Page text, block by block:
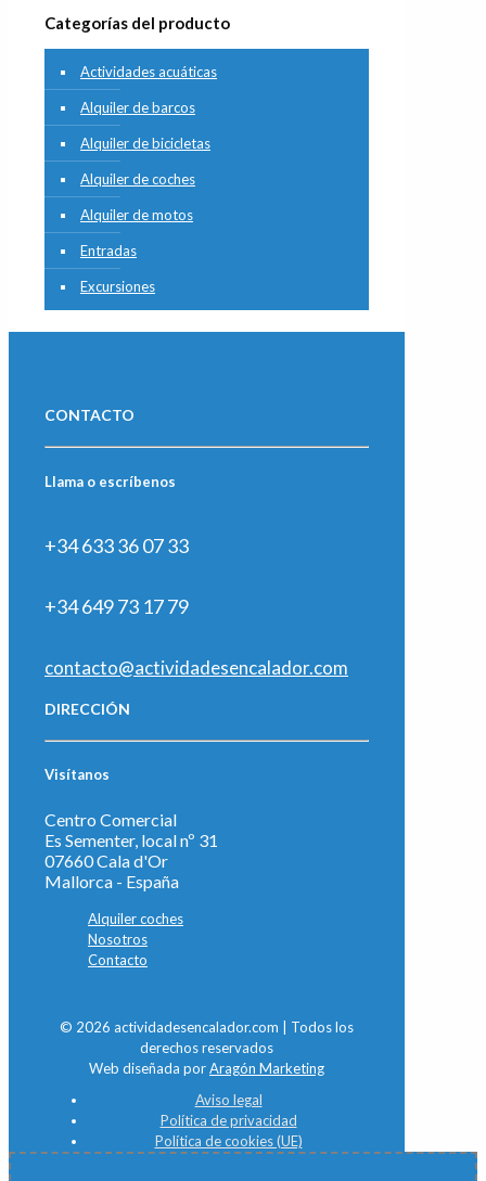
Categorías del producto
Actividades acuáticas
Alquiler de barcos
Alquiler de bicicletas
Alquiler de coches
Alquiler de motos
Entradas
Excursiones
CONTACTO
Llama o escríbenos
+34 633 36 07 33
+34 649 73 17 79
contacto@actividadesencalador.com
DIRECCIÓN
Visítanos
Centro Comercial
Es Sementer, local nº 31
07660 Cala d'Or
Mallorca - España
Alquiler coches
Nosotros
Contacto
© 2026 actividadesencalador.com | Todos los
derechos reservados
Web diseñada porAragón Marketing
Aviso legal
Política de privacidad
Política de cookies (UE)